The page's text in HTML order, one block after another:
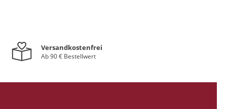
Versandkostenfrei
Ab 90 € Bestellwert